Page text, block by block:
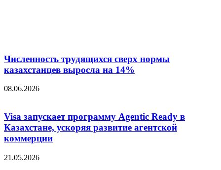
Численность трудящихся сверх нормы
казахстанцев выросла на 14%
08.06.2026
Visa запускает программу Agentic Ready в
Казахстане, ускоряя развитие агентской
коммерции
21.05.2026